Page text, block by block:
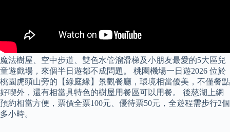
魔法樹屋、空中步道、雙色水管溜滑梯及小朋友最愛的5大區兒
童遊戲場，來個半日遊都不成問題。 桃園機場一日遊2026 位於
桃園虎頭山旁的【綠庭緣】景觀餐廳，環境相當優美，不僅餐點
好喫外，還有相當具特色的樹屋用餐區可以用餐。 後慈湖上網
預約相當方便，票價全票100元、優待票50元，全遊程需步行2個
多小時。